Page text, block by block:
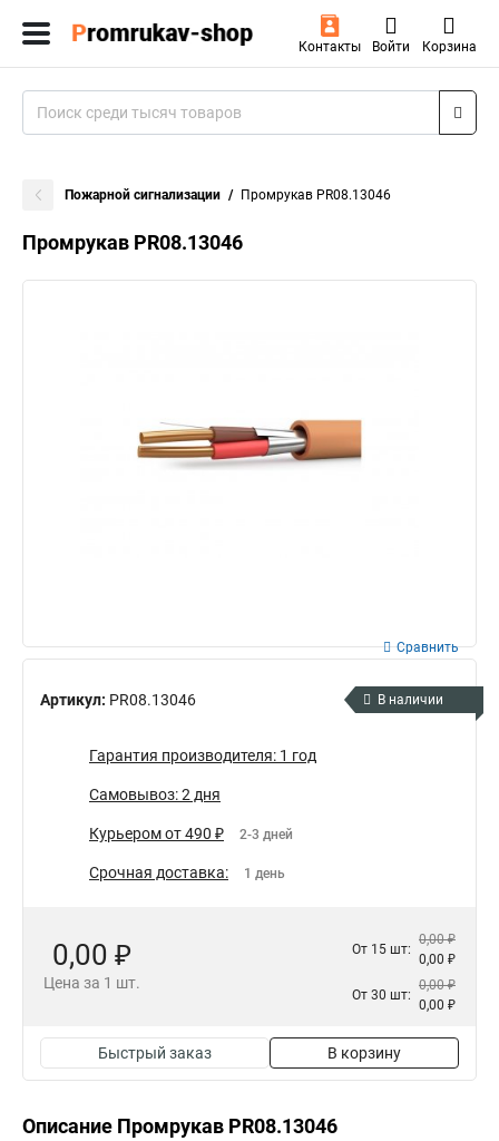
Контакты Войти Корзина
Пожарной сигнализации Промрукав PR08.13046
Промрукав PR08.13046
Артикул: PR08.13046
Сравнить
В наличии
Гарантия производителя: 1 год
Самовывоз: 2 дня
Курьером от 490 ₽ 2-3 дней
Срочная доставка: 1 день
0,00 ₽
Цена за 1 шт.
От 15 шт:
0,00 ₽
0,00 ₽
От 30 шт:
0,00 ₽
0,00 ₽
Быстрый заказ В корзину
Описание Промрукав PR08.13046